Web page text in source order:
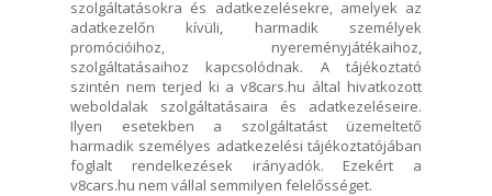
szolgáltatásokra és adatkezelésekre, amelyek az
adatkezelőn kívüli, harmadik személyek
promócióihoz, nyereményjátékaihoz,
szolgáltatásaihoz kapcsolódnak. A tájékoztató
szintén nem terjed ki a v8cars.hu által hivatkozott
weboldalak szolgáltatásaira és adatkezeléseire.
Ilyen esetekben a szolgáltatást üzemeltető
harmadik személyes adatkezelési tájékoztatójában
foglalt rendelkezések irányadók. Ezekért a
v8cars.hu nem vállal semmilyen felelősséget.